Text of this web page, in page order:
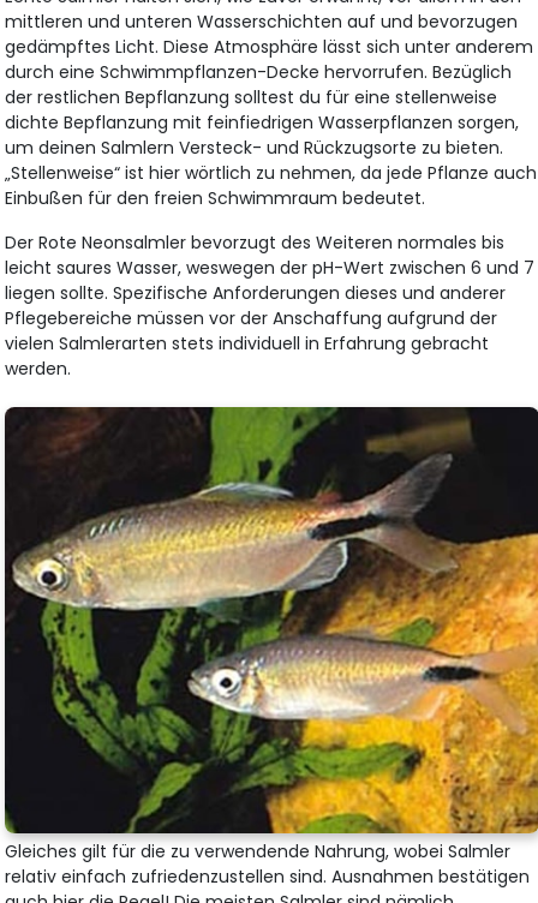
mittleren und unteren Wasserschichten auf und bevorzugen
gedämpftes Licht. Diese Atmosphäre lässt sich unter anderem
durch eine Schwimmpflanzen-Decke hervorrufen. Bezüglich
der restlichen Bepflanzung solltest du für eine stellenweise
dichte Bepflanzung mit feinfiedrigen Wasserpflanzen sorgen,
um deinen Salmlern Versteck- und Rückzugsorte zu bieten.
„Stellenweise“ ist hier wörtlich zu nehmen, da jede Pflanze auch
Einbußen für den freien Schwimmraum bedeutet.
Der Rote Neonsalmler bevorzugt des Weiteren normales bis
leicht saures Wasser, weswegen der pH-Wert zwischen 6 und 7
liegen sollte. Spezifische Anforderungen dieses und anderer
Pflegebereiche müssen vor der Anschaffung aufgrund der
vielen Salmlerarten stets individuell in Erfahrung gebracht
werden.
Gleiches gilt für die zu verwendende Nahrung, wobei Salmler
relativ einfach zufriedenzustellen sind. Ausnahmen bestätigen